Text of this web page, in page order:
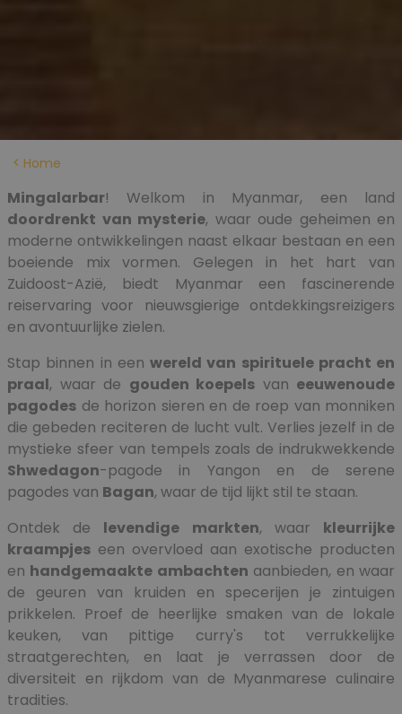
Home
Mingalarbar! Welkom in Myanmar, een land
doordrenkt van mysterie, waar oude geheimen en
moderne ontwikkelingen naast elkaar bestaan ​​en een
boeiende mix vormen. Gelegen in het hart van
Zuidoost-Azië, biedt Myanmar een fascinerende
reiservaring voor nieuwsgierige ontdekkingsreizigers
en avontuurlijke zielen.
Stap binnen in een wereld van spirituele pracht en
praal, waar de gouden koepels van eeuwenoude
pagodes de horizon sieren en de roep van monniken
die gebeden reciteren de lucht vult. Verlies jezelf in de
mystieke sfeer van tempels zoals de indrukwekkende
Shwedagon-pagode in Yangon en de serene
pagodes van Bagan, waar de tijd lijkt stil te staan.
Ontdek de levendige markten, waar kleurrijke
kraampjes een overvloed aan exotische producten
en handgemaakte ambachten aanbieden, en waar
de geuren van kruiden en specerijen je zintuigen
prikkelen. Proef de heerlijke smaken van de lokale
keuken, van pittige curry's tot verrukkelijke
straatgerechten, en laat je verrassen door de
diversiteit en rijkdom van de Myanmarese culinaire
tradities.